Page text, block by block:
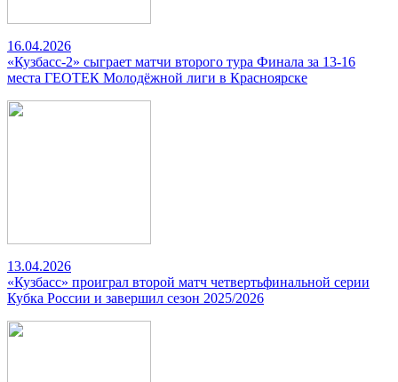
16.04.2026
«Кузбасс-2» сыграет матчи второго тура Финала за 13-16
места ГЕОТЕК Молодёжной лиги в Красноярске
13.04.2026
«Кузбасс» проиграл второй матч четвертьфинальной серии
Кубка России и завершил сезон 2025/2026